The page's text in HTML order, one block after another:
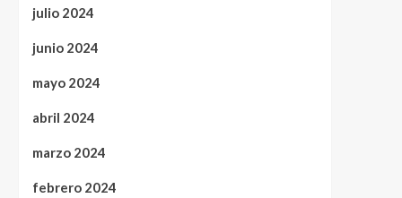
julio 2024
junio 2024
mayo 2024
abril 2024
marzo 2024
febrero 2024